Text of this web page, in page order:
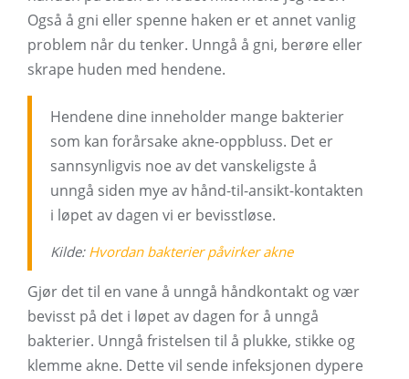
Også å gni eller spenne haken er et annet vanlig
problem når du tenker. Unngå å gni, berøre eller
skrape huden med hendene.
Hendene dine inneholder mange bakterier
som kan forårsake akne-oppbluss. Det er
sannsynligvis noe av det vanskeligste å
unngå siden mye av hånd-til-ansikt-kontakten
i løpet av dagen vi er bevisstløse.
Kilde: Hvordan bakterier påvirker akne
Gjør det til en vane å unngå håndkontakt og vær
bevisst på det i løpet av dagen for å unngå
bakterier. Unngå fristelsen til å plukke, stikke og
klemme akne. Dette vil sende infeksjonen dypere